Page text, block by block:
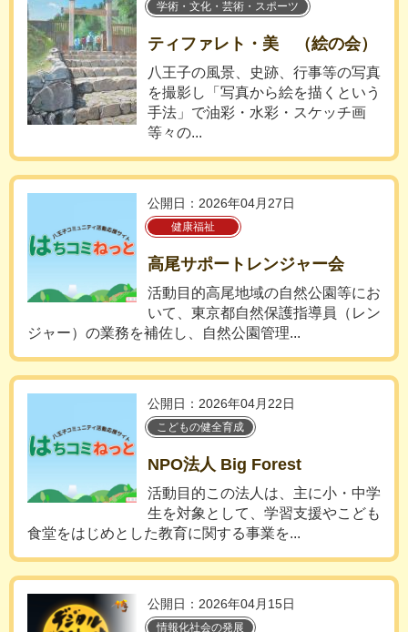
学術・文化・芸術・スポーツ
ティファレト・美 （絵の会）
八王子の風景、史跡、行事等の写真
を撮影し「写真から絵を描くという
手法」で油彩・水彩・スケッチ画
等々の...
公開日：2026年04月27日
健康福祉
高尾サポートレンジャー会
活動目的高尾地域の自然公園等にお
いて、東京都自然保護指導員（レン
ジャー）の業務を補佐し、自然公園管理...
公開日：2026年04月22日
こどもの健全育成
NPO法人 Big Forest
活動目的この法人は、主に小・中学
生を対象として、学習支援やこども
食堂をはじめとした教育に関する事業を...
公開日：2026年04月15日
情報化社会の発展